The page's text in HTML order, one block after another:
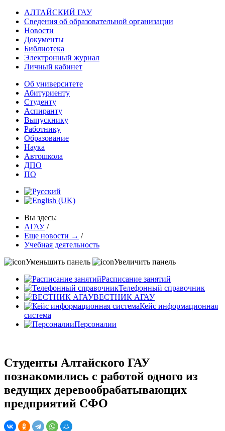
АЛТАЙСКИЙ ГАУ
Сведения об образовательной организации
Новости
Документы
Библиотека
Электронный журнал
Личный кабинет
Об университете
Абитуриенту
Студенту
Аспиранту
Выпускнику
Работнику
Образование
Наука
Автошкола
ДПО
ПО
Вы здесь:
АГАУ /
Еще новости → /
Учебная деятельность
Уменьшить панель
Увеличить панель
Расписание занятий
Телефонный справочник
ВЕСТНИК АГАУ
Кейс информационная
система
Персоналии
Студенты Алтайского ГАУ
познакомились с работой одного из
ведущих деревообрабатывающих
предприятий СФО